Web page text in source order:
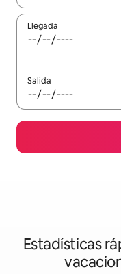
Llegada
Salida
Estadísticas